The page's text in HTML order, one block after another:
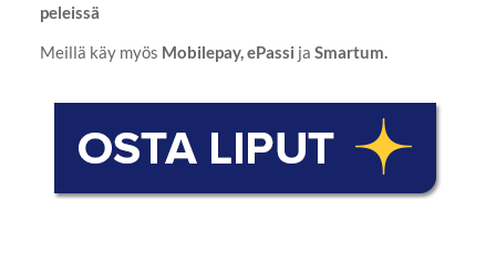
peleissä
Meillä käy myös Mobilepay, ePassi ja Smartum.